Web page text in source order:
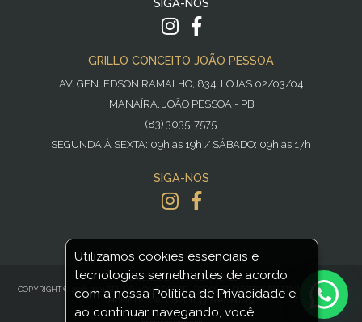
GRILLO CONCEITO JOÃO PESSOA
AV. GEN. EDSON RAMALHO, 834, LOJAS 02/03/04
MANAÍRA, JOÃO PESSOA - PB
(83) 3035-7575
SEGUNDA À SEXTA: 09h as 19h / SÁBADO: 09h as 17h
SIGA-NOS
POWERED BYNOPCOMMERCE
COPYRIGHT © 2016-2021 GRILLO HOME DECOR - TODOS OS DIREITOS RESERVADOS GRILLO
HOME DECOR - CNPJ: 11.431.608/0001-97
Utilizamos cookies essenciais e
tecnologias semelhantes de acordo
com a nossa Política de Privacidade e,
ao continuar navegando, você